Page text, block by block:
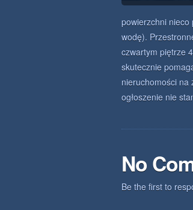
powierzchni nieco
wodę).
czwartym piętrze
skutecznie
nieruchomości na
ogłoszenie nie
No
Be the first to